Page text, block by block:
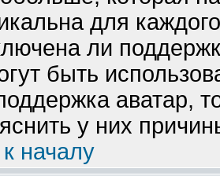
для
ли
быть
аватар,
у них
началу